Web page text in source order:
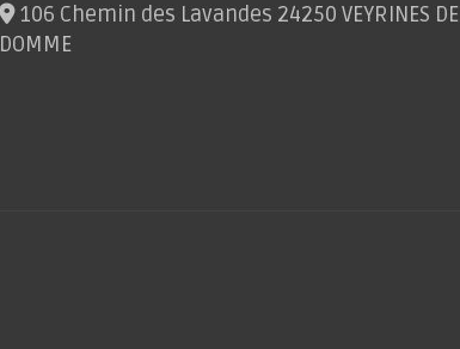
106 Chemin des Lavandes 24250 VEYRINES DE
DOMME